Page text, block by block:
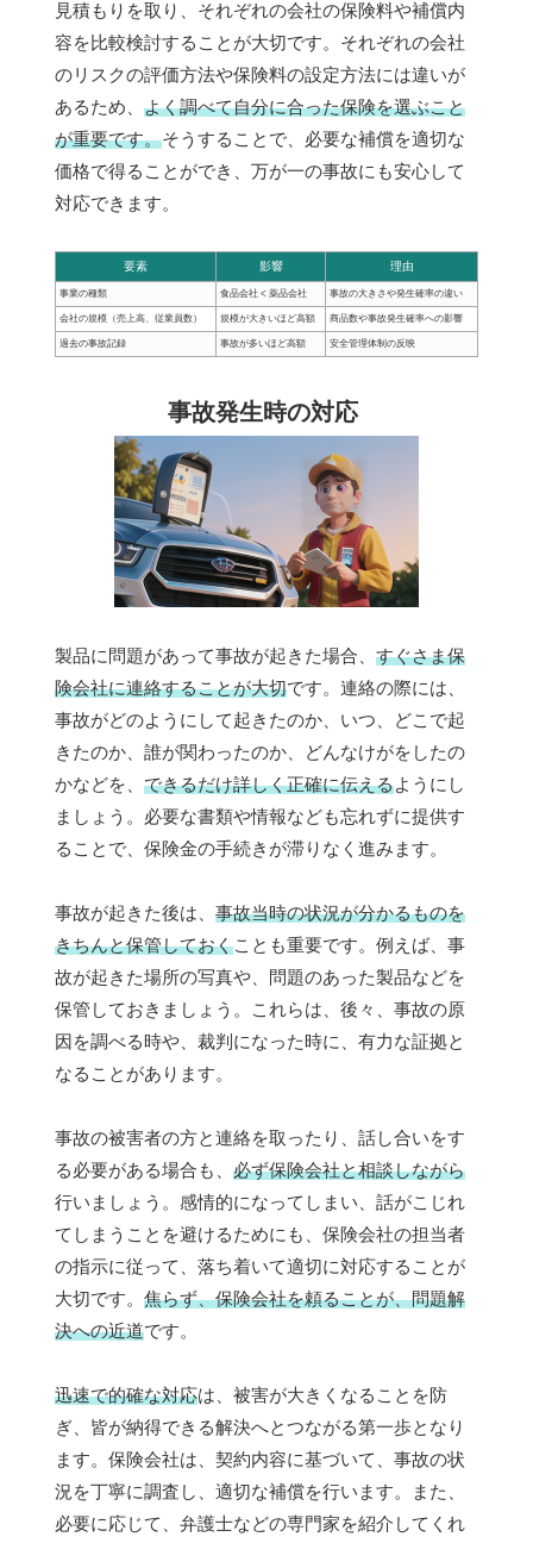
見積もりを取り、それぞれの会社の保険料や補償内
容を比較検討することが大切です。それぞれの会社
のリスクの評価方法や保険料の設定方法には違いが
あるため、 よく調べて自分に合った保険を選ぶこと
が重要です。そうすることで、必要な補償を適切な
価格で得ることができ、万が一の事故にも安心して
対応できます。
要素 影響 理由
事業の種類 食品会社 < 薬品会社 事故の大きさや発生確率の違い
会社の規模（売上高、従業員数） 規模が大きいほど高額 商品数や事故発生確率への影響
過去の事故記録 事故が多いほど高額 安全管理体制の反映
事故発生時の対応
製品に問題があって事故が起きた場合、 すぐさま保
険会社に連絡することが大切です。連絡の際には、
事故がどのようにして起きたのか、いつ、どこで起
きたのか、誰が関わったのか、どんなけがをしたの
かなどを、 できるだけ詳しく正確に伝えるようにし
ましょう。必要な書類や情報なども忘れずに提供す
ることで、保険金の手続きが滞りなく進みます。
事故が起きた後は、 事故当時の状況が分かるものを
きちんと保管しておくことも重要です。例えば、事
故が起きた場所の写真や、問題のあった製品などを
保管しておきましょう。これらは、後々、事故の原
因を調べる時や、裁判になった時に、有力な証拠と
なることがあります。
事故の被害者の方と連絡を取ったり、話し合いをす
る必要がある場合も、 必ず保険会社と相談しながら
行いましょう。感情的になってしまい、話がこじれ
てしまうことを避けるためにも、保険会社の担当者
の指示に従って、落ち着いて適切に対応することが
大切です。 焦らず、保険会社を頼ることが、問題解
決への近道です。
迅速で的確な対応は、被害が大きくなることを防
ぎ、皆が納得できる解決へとつながる第一歩となり
ます。保険会社は、契約内容に基づいて、事故の状
況を丁寧に調査し、適切な補償を行います。また、
必要に応じて、弁護士などの専門家を紹介してくれ